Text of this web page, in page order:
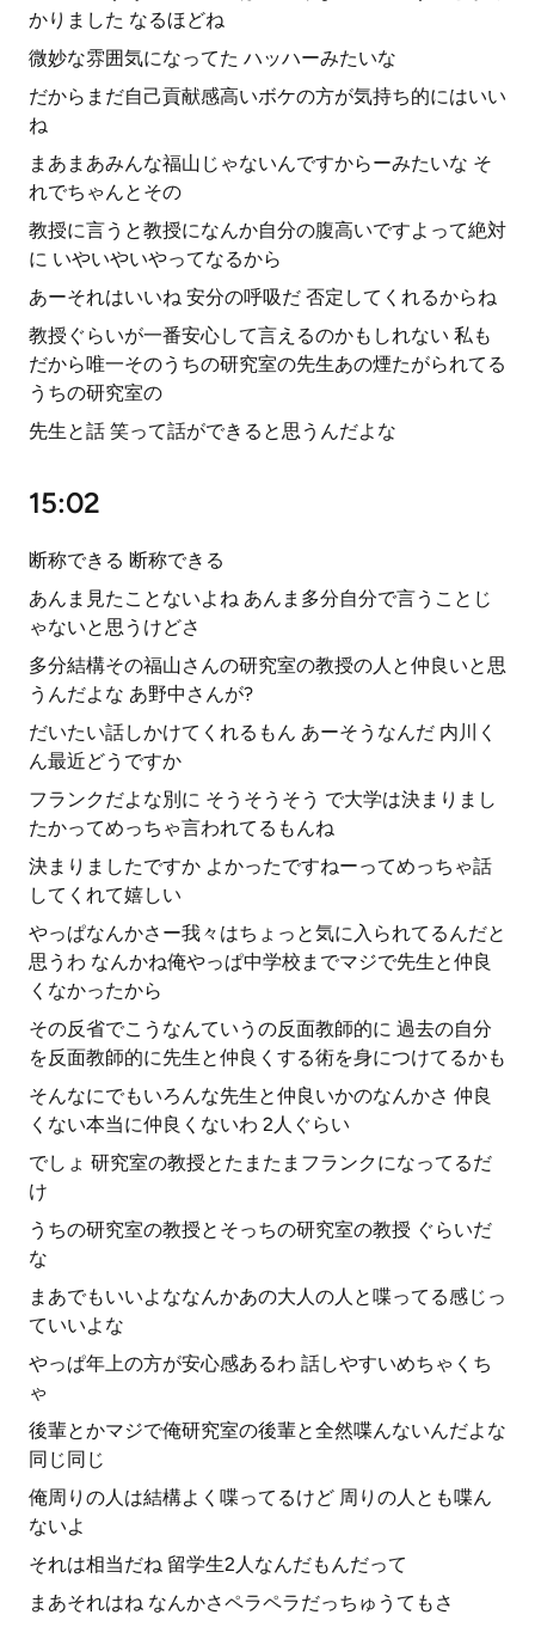
かりました なるほどね
微妙な雰囲気になってた ハッハーみたいな
だからまだ自己貢献感高いボケの方が気持ち的にはいい
ね
まあまあみんな福山じゃないんですからーみたいな そ
れでちゃんとその
教授に言うと教授になんか自分の腹高いですよって絶対
に いやいやいやってなるから
あーそれはいいね 安分の呼吸だ 否定してくれるからね
教授ぐらいが一番安心して言えるのかもしれない 私も
だから唯一そのうちの研究室の先生あの煙たがられてる
うちの研究室の
先生と話 笑って話ができると思うんだよな
15:02
断称できる 断称できる
あんま見たことないよね あんま多分自分で言うことじ
ゃないと思うけどさ
多分結構その福山さんの研究室の教授の人と仲良いと思
うんだよな あ野中さんが?
だいたい話しかけてくれるもん あーそうなんだ 内川く
ん最近どうですか
フランクだよな別に そうそうそう で大学は決まりまし
たかってめっちゃ言われてるもんね
決まりましたですか よかったですねーってめっちゃ話
してくれて嬉しい
やっぱなんかさー我々はちょっと気に入られてるんだと
思うわ なんかね俺やっぱ中学校までマジで先生と仲良
くなかったから
その反省でこうなんていうの反面教師的に 過去の自分
を反面教師的に先生と仲良くする術を身につけてるかも
そんなにでもいろんな先生と仲良いかのなんかさ 仲良
くない本当に仲良くないわ 2人ぐらい
でしょ 研究室の教授とたまたまフランクになってるだ
け
うちの研究室の教授とそっちの研究室の教授 ぐらいだ
な
まあでもいいよななんかあの大人の人と喋ってる感じっ
ていいよな
やっぱ年上の方が安心感あるわ 話しやすいめちゃくち
ゃ
後輩とかマジで俺研究室の後輩と全然喋んないんだよな
同じ同じ
俺周りの人は結構よく喋ってるけど 周りの人とも喋ん
ないよ
それは相当だね 留学生2人なんだもんだって
まあそれはね なんかさペラペラだっちゅうてもさ